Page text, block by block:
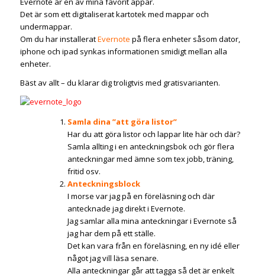
Det är som ett digitaliserat kartotek med mappar och
undermappar.
Om du har installeratEvernote på flera enheter såsom dator,
iphone och ipad synkas informationen smidigt mellan alla
enheter.
Bäst av allt – du klarar dig troligtvis med gratisvarianten.
Samla dina ”att göra listor”
Har du att göra listor och lappar lite här och där?
Samla allting i en anteckningsbok och gör flera
anteckningar med ämne som tex jobb, träning,
fritid osv.
Anteckningsblock
I morse var jag på en föreläsning och där
antecknade jag direkt i Evernote.
Jag samlar alla mina anteckningar i Evernote så
jag har dem på ett ställe.
Det kan vara från en föreläsning, en ny idé eller
något jag vill läsa senare.
Alla anteckningar går att tagga så det är enkelt